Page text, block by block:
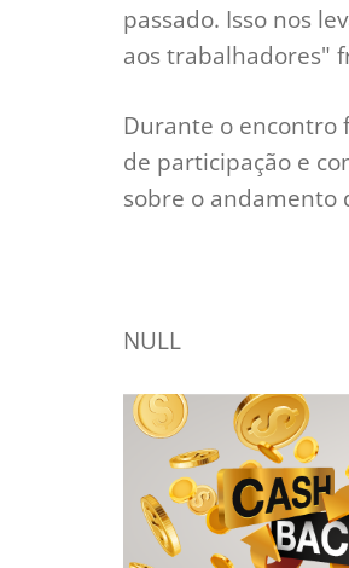
passado. Isso nos
aos trabalhadores"
Durante o encontro
de participação e
sobre o andamento
NULL